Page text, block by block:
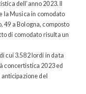
dell’anno 2023. Il
la Musica in comodato
49 a Bologna, composto
di comodato risulta un
cui 3.582 lordi in data
concertistica 2023 ed
del